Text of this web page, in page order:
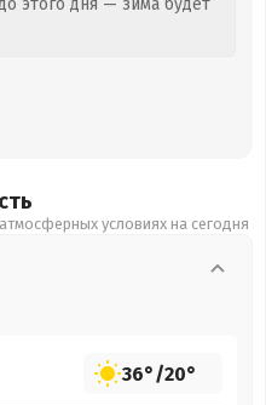
этого дня — зима будет
условиях на сегодня
36°/20°